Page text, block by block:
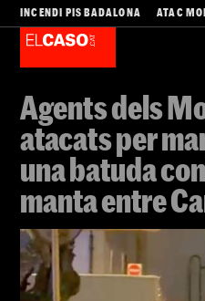
INCENDI PIS BADALONA ATAC
Agents dels
atacats per
una batuda
manta entre